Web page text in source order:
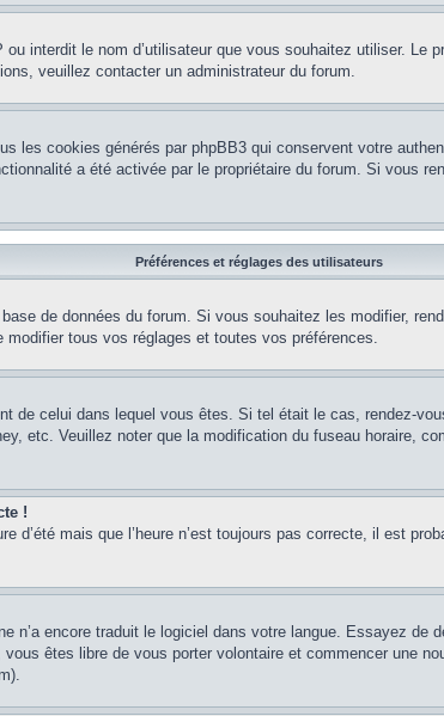
interdit le nom d’utilisateur que vous souhaitez utiliser.
veuillez contacter un administrateur du forum.
les cookies générés par phpBB3 qui conservent votre
a été activée par le propriétaire du forum. Si vous
Préférences et réglages des utilisateurs
de données du forum. Si vous souhaitez les modifier,
tous vos réglages et toutes vos préférences.
de celui dans lequel vous êtes. Si tel était le cas, rendez-
etc. Veuillez noter que la modification du fuseau horaire,
!
d’été mais que l’heure n’est toujours pas correcte, il est
n’a encore traduit le logiciel dans votre langue. Essayez de
êtes libre de vous porter volontaire et commencer une